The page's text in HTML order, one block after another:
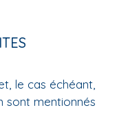
le cas échéant,
sont mentionnés